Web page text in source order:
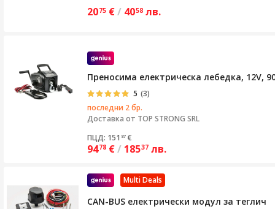
2075 €/ 4058 лв.
Преносима електрическа лебедка, 12V,
5 (3)
последни 2 бр.
Доставка от TOP STRONG SRL
ПЦД: 151 87 €
9478 €/ 18537 лв.
Multi Deals
CAN-BUS електрически модул за теглич